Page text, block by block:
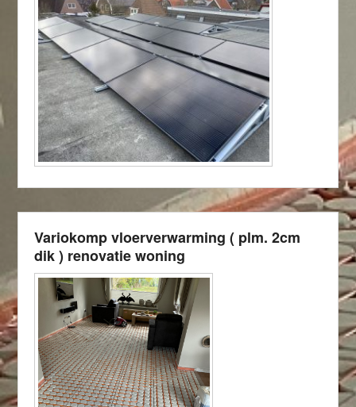
Variokomp vloerverwarming ( plm. 2cm
dik ) renovatie woning